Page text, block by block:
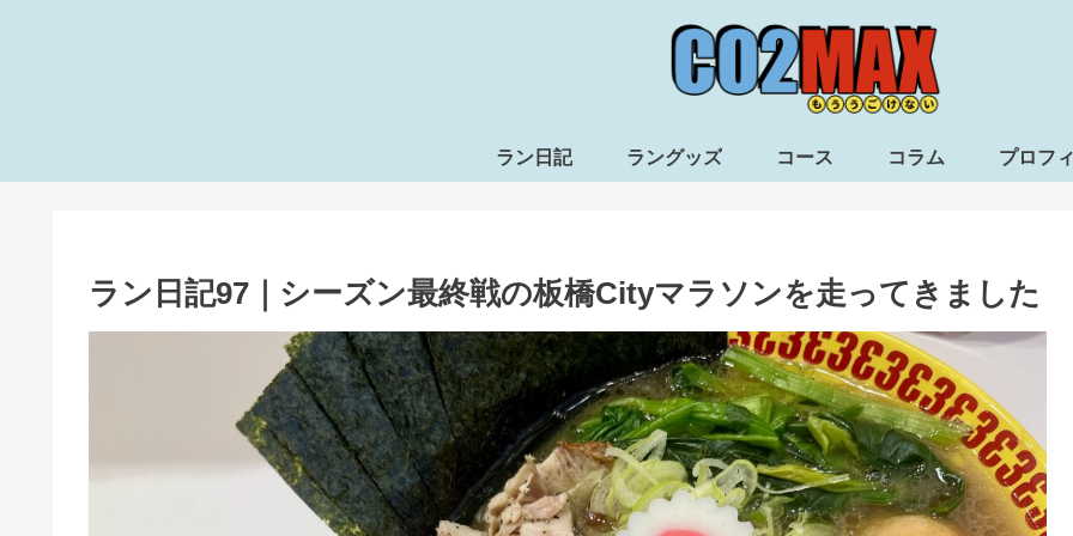
ラン日記 ラングッズ コース コラム プロフ
ラン日記97｜シーズン最終戦の板橋Cityマラソンを走ってきました